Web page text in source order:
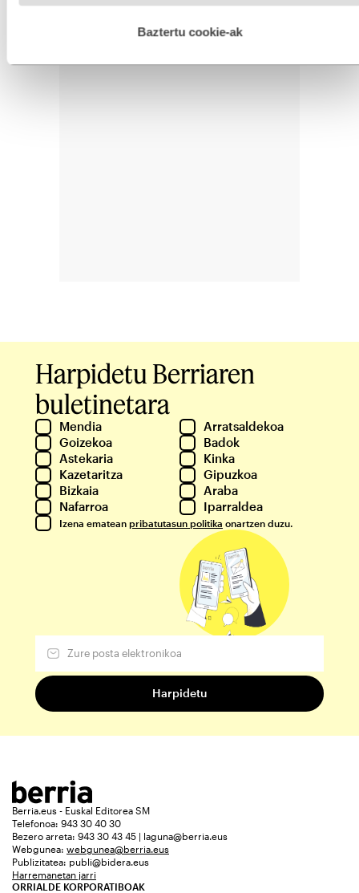
esplizitua ematen diguzu.Gehiago irakurri
Baztertu cookie-ak
Harpidetu Berriaren
buletinetara
Mendia
Arratsaldekoa
Goizekoa
Badok
Astekaria
Kinka
Kazetaritza
Gipuzkoa
Bizkaia
Araba
Nafarroa
Iparraldea
Izena ematean pribatutasun politika onartzen duzu.
Berria.eus - Euskal Editorea SM
Telefonoa: 943 30 40 30
Bezero arreta: 943 30 43 45 | laguna@berria.eus
Webgunea: webgunea@berria.eus
Publizitatea: publi@bidera.eus
Harremanetan jarri
ORRIALDE KORPORATIBOAK